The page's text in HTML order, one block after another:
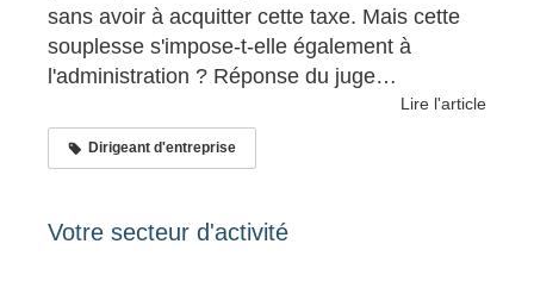
sans avoir à acquitter cette taxe. Mais cette
souplesse s'impose-t-elle également à
l'administration ? Réponse du juge…
Lire l'article
Dirigeant d'entreprise
Votre secteur d'activité